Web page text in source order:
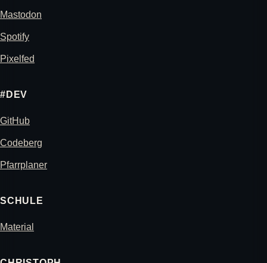
Mastodon
Spotify
Pixelfed
#DEV
GitHub
Codeberg
Pfarrplaner
SCHULE
Material